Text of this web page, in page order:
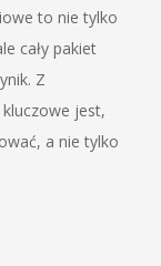
to nie tylko
cały pakiet
Z
jest,
a nie tylko